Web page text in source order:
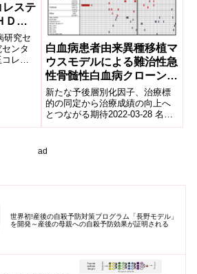
レステ
ＤＬ
を使
研究セ
ンタ
レス
白血病患者由来異種移植マ
ウスモデルによる難治性急
性骨髄性白血病クローンの
解明
新たな予後層別化因子、治療標
的の同定から治療成績の向上へ
とつながる期待2022-03-28 名古
屋大学,日本医療研究開発機構名
液・腫...
ad
世界初!産後の自殺予防対策プログラム「長野モデル」
を開発～産後の母親への自殺予防効果が証明される